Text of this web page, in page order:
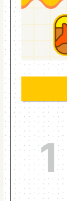
1